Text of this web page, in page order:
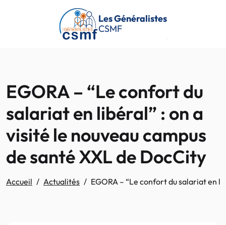
Passer au contenu principal
Les Généralistes
CSMF
EGORA – “Le confort du
salariat en libéral” : on a
visité le nouveau campus
de santé XXL de DocCity
Accueil Actualités EGORA – “Le confort du salariat en